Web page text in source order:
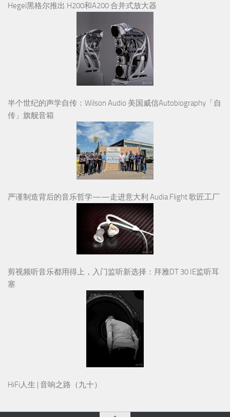
Hegel黑格尔推出 H200和A200 合并式放大器
半个世纪的声学自传：Wilson Audio 美国威信Autobiography「自
传」旗舰音箱
严谨制造背后的音乐哲学——走进意大利 Audia Flight 歌匠工厂
剪视频听音乐都用得上，入门监听新选择：拜雅DT 30 IE监听耳
塞
HiFi人生 | 音响之路（九十）